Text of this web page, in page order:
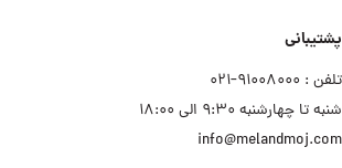
پشتیبانی
تلفن : ۹۱۰۰۸۰۰۰−۰۲۱
شنبه تا چهارشنبه ۹:۳۰ الی ۱۸:۰۰
info@melandmoj.com